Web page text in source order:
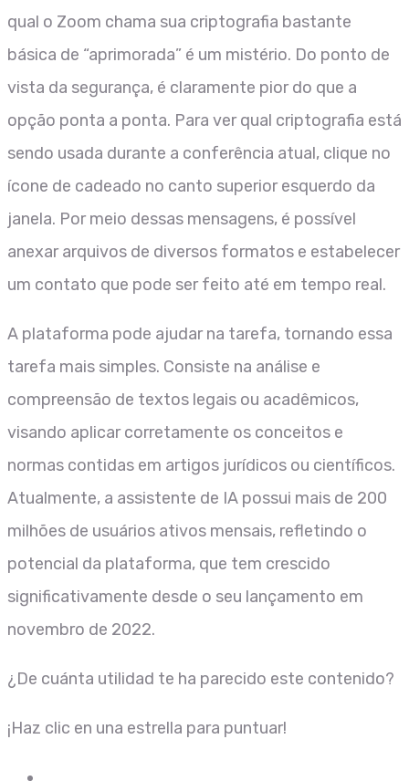
qual o Zoom chama sua criptografia bastante
básica de “aprimorada” é um mistério. Do ponto de
vista da segurança, é claramente pior do que a
opção ponta a ponta. Para ver qual criptografia está
sendo usada durante a conferência atual, clique no
ícone de cadeado no canto superior esquerdo da
janela. Por meio dessas mensagens, é possível
anexar arquivos de diversos formatos e estabelecer
um contato que pode ser feito até em tempo real.
A plataforma pode ajudar na tarefa, tornando essa
tarefa mais simples. Consiste na análise e
compreensão de textos legais ou acadêmicos,
visando aplicar corretamente os conceitos e
normas contidas em artigos jurídicos ou científicos.
Atualmente, a assistente de IA possui mais de 200
milhões de usuários ativos mensais, refletindo o
potencial da plataforma, que tem crescido
significativamente desde o seu lançamento em
novembro de 2022.
¿De cuánta utilidad te ha parecido este contenido?
¡Haz clic en una estrella para puntuar!